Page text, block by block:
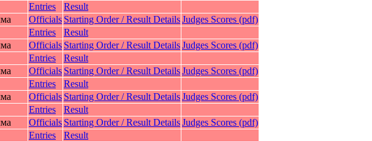
Entries
Result
Officials Starting Order / Result DetailsJudges Scores (pdf)
Entries
Result
Officials Starting Order / Result DetailsJudges Scores (pdf)
Entries
Result
Officials Starting Order / Result DetailsJudges Scores (pdf)
Entries
Result
Officials Starting Order / Result DetailsJudges Scores (pdf)
Entries
Result
Officials Starting Order / Result DetailsJudges Scores (pdf)
Entries
Result